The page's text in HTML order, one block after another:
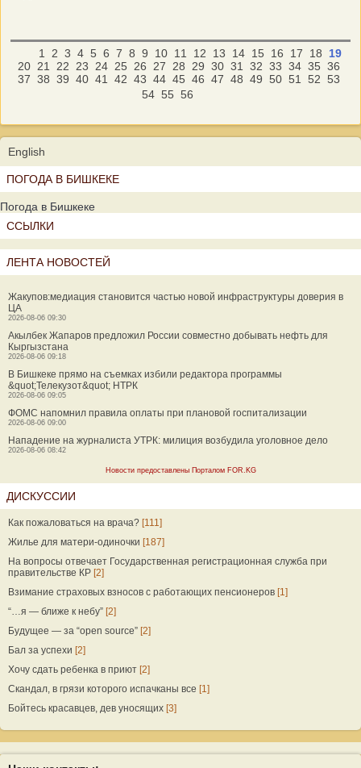
1 2 3 4 5 6 7 8 9 10 11 12 13 14 15 16 17 18
19
20 21 22 23 24 25 26 27 28 29 30 31 32 33 34 35 36
37 38 39 40 41 42 43 44 45 46 47 48 49 50 51 52 53
54 55 56
English
ПОГОДА В БИШКЕКЕ
Погода в Бишкеке
ССЫЛКИ
ЛЕНТА НОВОСТЕЙ
Жакупов:медиация становится частью новой инфраструктуры доверия в
ЦА
2026-08-06 09:30
Акылбек Жапаров предложил России совместно добывать нефть для
Кыргызстана
2026-08-06 09:18
В Бишкеке прямо на съемках избили редактора программы
&quot;Телекузот&quot; НТРК
2026-08-06 09:05
ФОМС напомнил правила оплаты при плановой госпитализации
2026-08-06 09:00
Нападение на журналиста УТРК: милиция возбудила уголовное дело
2026-08-06 08:42
Новости предоставлены Порталом FOR.KG
ДИСКУССИИ
Как пожаловаться на врача? [111]
Жилье для матери-одиночки [187]
На вопросы отвечает Государственная регистрационная служба при
правительстве КР [2]
Взимание страховых взносов с работающих пенсионеров [1]
“…я — ближе к небу” [2]
Будущее — за “open source” [2]
Бал за успехи [2]
Хочу сдать ребенка в приют [2]
Скандал, в грязи которого испачканы все [1]
Бойтесь красавцев, дев уносящих [3]